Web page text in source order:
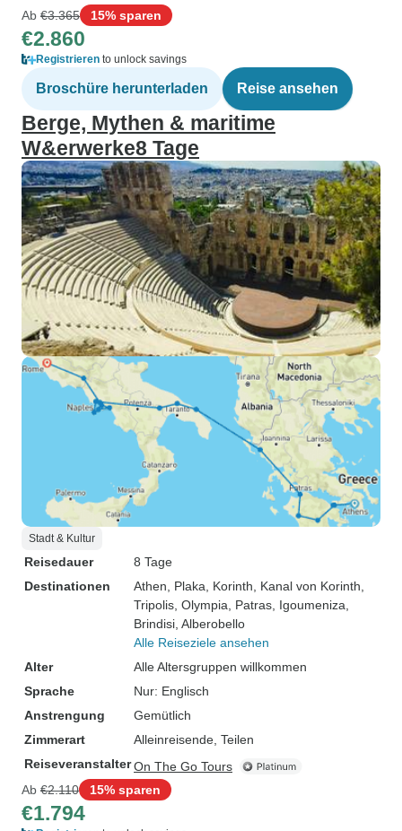
Ab €3.365 15% sparen
€2.860
Registrieren to unlock savings
Broschüre herunterladen Reise ansehen
Berge, Mythen & maritime
W&erwerke8 Tage
Stadt & Kultur
Reisedauer
8 Tage
Destinationen
Athen , Plaka , Korinth , Kanal von Korinth
Tripolis , Olympia , Patras , Igoumeniza
Brindisi , Alberobello
Alle Reiseziele ansehen
Alter
Alle Altersgruppen willkommen
Sprache
Nur: Englisch
Anstrengung
Gemütlich
Zimmerart
Alleinreisende, Teilen
ReiseveranstalterOn The Go Tours
Ab €2.110 15% sparen
€1.794